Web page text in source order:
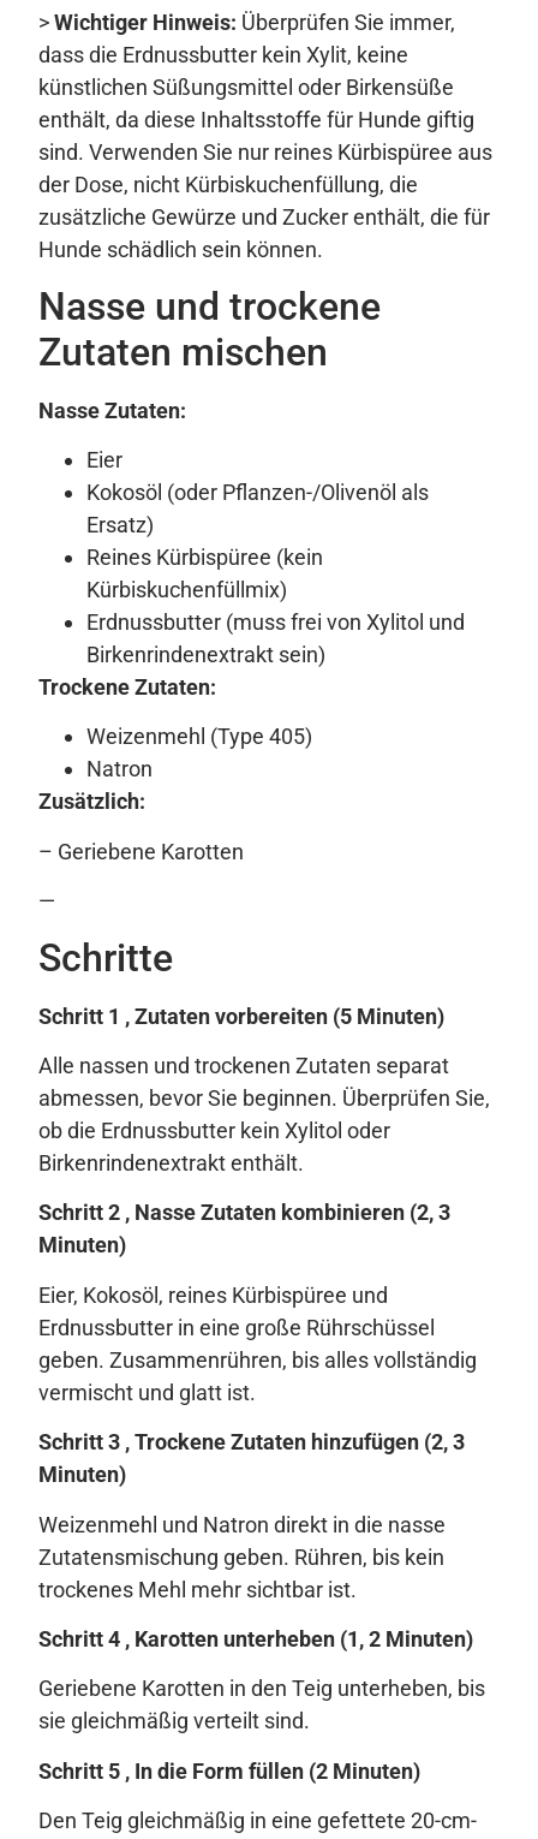
>Wichtiger Hinweis: Überprüfen Sie immer,
dass die Erdnussbutter kein Xylit, keine
künstlichen Süßungsmittel oder Birkensüße
enthält, da diese Inhaltsstoffe für Hunde giftig
sind. Verwenden Sie nur reines Kürbispüree aus
der Dose, nicht Kürbiskuchenfüllung, die
zusätzliche Gewürze und Zucker enthält, die für
Hunde schädlich sein können.
Nasse und trockene
Zutaten mischen
Nasse Zutaten:
Eier
Kokosöl (oder Pflanzen-/Olivenöl als
Ersatz)
Reines Kürbispüree (kein
Kürbiskuchenfüllmix)
Erdnussbutter (muss frei von Xylitol und
Birkenrindenextrakt sein)
Trockene Zutaten:
Weizenmehl (Type 405)
Natron
Zusätzlich:
– Geriebene Karotten
—
Schritte
Schritt 1 , Zutaten vorbereiten (5 Minuten)
Alle nassen und trockenen Zutaten separat
abmessen, bevor Sie beginnen. Überprüfen Sie,
ob die Erdnussbutter kein Xylitol oder
Birkenrindenextrakt enthält.
Schritt 2 , Nasse Zutaten kombinieren (2, 3
Minuten)
Eier, Kokosöl, reines Kürbispüree und
Erdnussbutter in eine große Rührschüssel
geben. Zusammenrühren, bis alles vollständig
vermischt und glatt ist.
Schritt 3 , Trockene Zutaten hinzufügen (2, 3
Minuten)
Weizenmehl und Natron direkt in die nasse
Zutatensmischung geben. Rühren, bis kein
trockenes Mehl mehr sichtbar ist.
Schritt 4 , Karotten unterheben (1, 2 Minuten)
Geriebene Karotten in den Teig unterheben, bis
sie gleichmäßig verteilt sind.
Schritt 5 , In die Form füllen (2 Minuten)
Den Teig gleichmäßig in eine gefettete 20-cm-